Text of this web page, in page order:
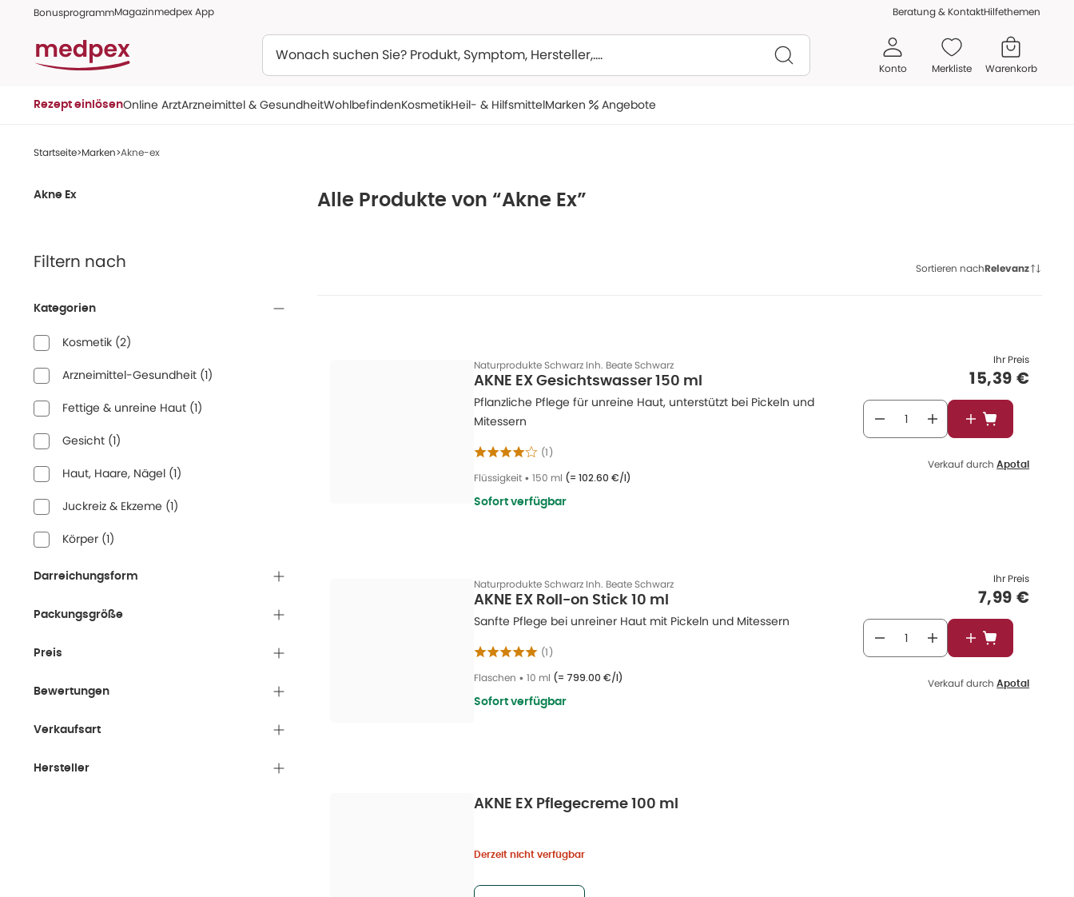
BonusprogrammMagazinmedpex App Beratung & KontaktHilfethemen
Konto Merkliste Warenkorb
Rezept einlösenOnline ArztArzneimittel & GesundheitWohlbefindenKosmetikHeil- & HilfsmittelMarken Angebote
Startseite Marken Akne-ex
Alle Produkte von “Akne Ex”
Akne Ex
Filtern nach
Kategorien
Kosmetik (2)
Arzneimittel-Gesundheit (1)
Fettige & unreine Haut (1)
Gesicht (1)
Haut, Haare, Nägel (1)
Juckreiz & Ekzeme (1)
Körper (1)
Darreichungsform
Packungsgröße
Preis
Bewertungen
Verkaufsart
Hersteller
Sortieren nachRelevanz
Naturprodukte Schwarz Inh. Beate Schwarz
AKNE EX Gesichtswasser 150 ml
Pflanzliche Pflege für unreine Haut, unterstützt bei Pickeln und
Mitessern
(1)
Flüssigkeit • 150 ml (= 102.60 €/l)
Sofort verfügbar
Ihr Preis
15,39 €
In den
Verkauf durch Apotal
Naturprodukte Schwarz Inh. Beate Schwarz
AKNE EX Roll-on Stick 10 ml
Sanfte Pflege bei unreiner Haut mit Pickeln und Mitessern
(1)
Flaschen • 10 ml (= 799.00 €/l)
Sofort verfügbar
Ihr Preis
7,99 €
In den
Verkauf durch Apotal
AKNE EX Pflegecreme 100 ml
Derzeit nicht verfügbar